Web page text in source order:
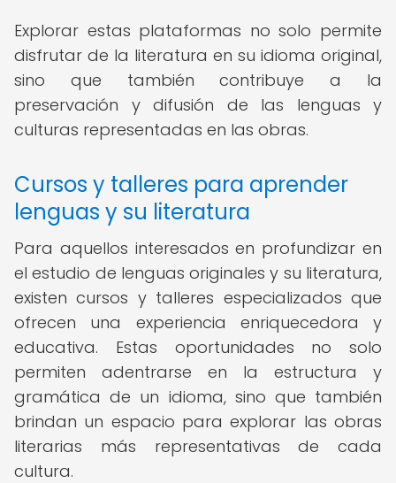
Explorar estas plataformas no solo permite
disfrutar de la literatura en su idioma original,
sino que también contribuye a la
preservación y difusión de las lenguas y
culturas representadas en las obras.
Cursos y talleres para aprender
lenguas y su literatura
Para aquellos interesados en profundizar en
el estudio de lenguas originales y su literatura,
existen cursos y talleres especializados que
ofrecen una experiencia enriquecedora y
educativa. Estas oportunidades no solo
permiten adentrarse en la estructura y
gramática de un idioma, sino que también
brindan un espacio para explorar las obras
literarias más representativas de cada
cultura.